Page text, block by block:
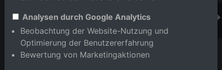
Analysen durch Google Analytics
Beobachtung der Website-Nutzung und
Optimierung der Benutzererfahrung
Bewertung von Marketingaktionen